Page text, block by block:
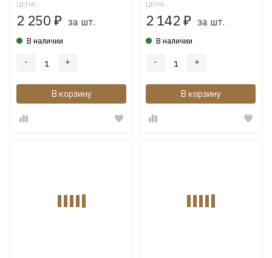
ЦЕНА:
2 250 ₽ за шт.
В наличии
- +
В корзину
ЦЕНА:
2 142 ₽ за шт.
В наличии
- +
В корзину